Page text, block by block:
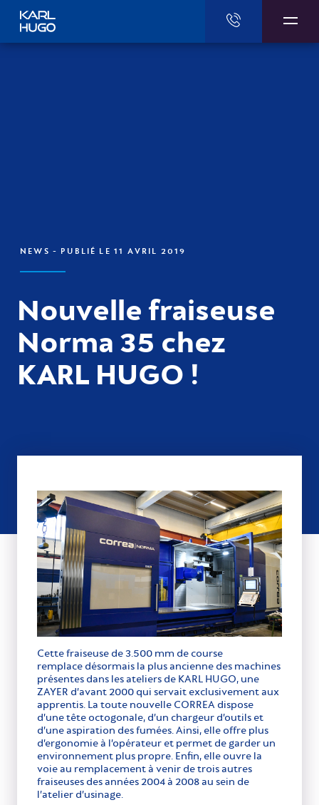
NEWS - PUBLIÉ LE 11 AVRIL 2019
Nouvelle fraiseuse
Norma 35 chez
KARL HUGO !
Cette fraiseuse de 3.500 mm de course
remplace désormais la plus ancienne des machines
présentes dans les ateliers de KARL HUGO, une
ZAYER d’avant 2000 qui servait exclusivement aux
apprentis. La toute nouvelle CORREA dispose
d’une tête octogonale, d’un chargeur d’outils et
d’une aspiration des fumées. Ainsi, elle offre plus
d’ergonomie à l’opérateur et permet de garder un
environnement plus propre. Enfin, elle ouvre la
voie au remplacement à venir de trois autres
fraiseuses des années 2004 à 2008 au sein de
l’atelier d’usinage.
Karl Hugo